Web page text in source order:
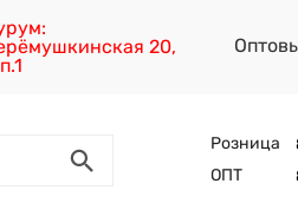
20,
Розница
ОПТ